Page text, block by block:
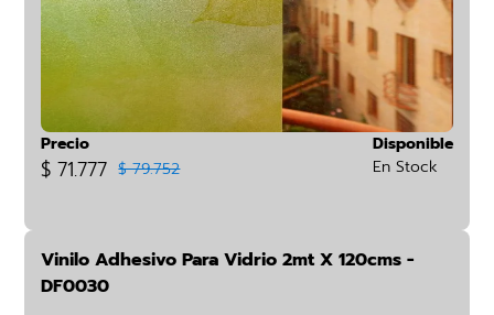
Precio
$ 71.777 $ 79.752
Disponible
En Stock
Vinilo Adhesivo Para Vidrio 2mt X 120cms -
DF0030